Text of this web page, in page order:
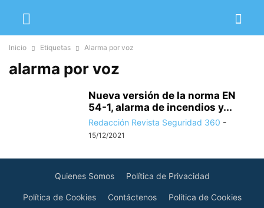
Inicio Etiquetas Alarma por voz
alarma por voz
Nueva versión de la norma EN
54-1, alarma de incendios y...
Redacción Revista Seguridad 360 -
15/12/2021
Quienes Somos Política de Privacidad
Política de Cookies Contáctenos Política de Cookies